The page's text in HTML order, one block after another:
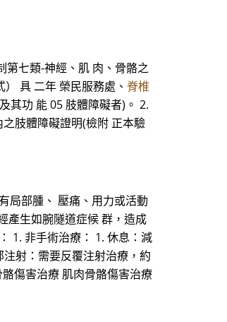
第七類-神經、肌 肉、骨骼之
具 二年 榮民服務處、 脊椎
其功 能 05 肢體障礙者)。 2.
肢體障礙證明(檢附 正本驗
局部腫、 壓痛、用力或活動
產生如腕隧道症候 群，造成
1. 非手術治療： 1. 休息：減
射：需要反覆注射治療，約
傷害治療 肌肉骨骼傷害治療